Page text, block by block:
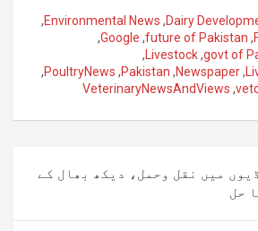
Dairy
,
Environmental News
,
,
future of Pakistan
,
Google
,
govt of
,
Livestock
,
,
Newspaper
,
Pakistan
,
PoultryNews
,
,
VeterinaryNewsAndViews
میں نقل وحمل، دیکھ بھال کے
حل